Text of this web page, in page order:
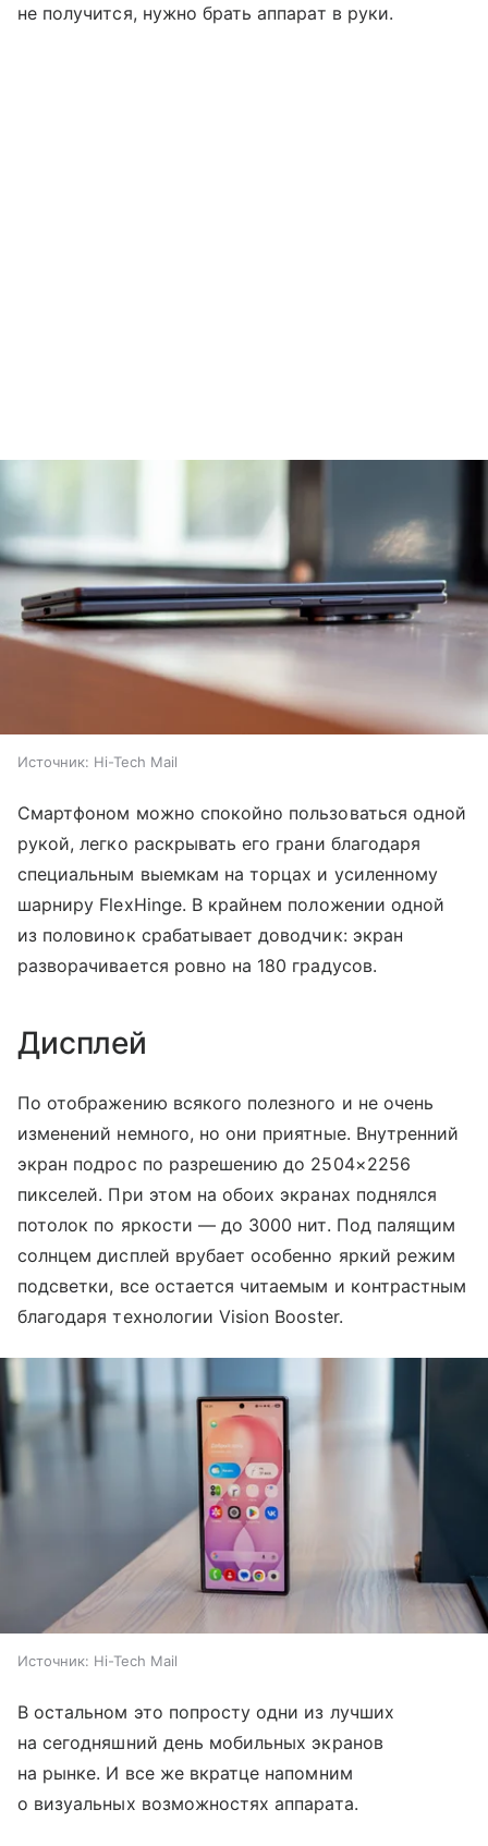
не получится, нужно брать аппарат в руки.
Источник: Hi-Tech Mail
Смартфоном можно спокойно пользоваться одной
рукой, легко раскрывать его грани благодаря
специальным выемкам на торцах и усиленному
шарниру FlexHinge. В крайнем положении одной
из половинок срабатывает доводчик: экран
разворачивается ровно на 180 градусов.
Дисплей
По отображению всякого полезного и не очень
изменений немного, но они приятные. Внутренний
экран подрос по разрешению до 2504×2256
пикселей. При этом на обоих экранах поднялся
потолок по яркости — до 3000 нит. Под палящим
солнцем дисплей врубает особенно яркий режим
подсветки, все остается читаемым и контрастным
благодаря технологии Vision Booster.
Источник: Hi-Tech Mail
В остальном это попросту одни из лучших
на сегодняшний день мобильных экранов
на рынке. И все же вкратце напомним
о визуальных возможностях аппарата.